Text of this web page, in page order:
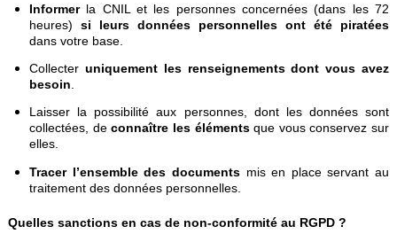
Informerla CNIL et les personnes concernées (dans les 72
heures)si leurs données personnelles ont été piratées
dans votre base.
Collecter uniquement les renseignements dont vous avez
besoin
Laisser la possibilité aux personnes, dont les données sont
collectées, deconnaître les élémentsque vous conservez sur
elles.
Tracer l’ensemble des documentsmis en place servant au
traitement des données personnelles.
Quelles sanctions en cas de non-conformité au RGPD ?